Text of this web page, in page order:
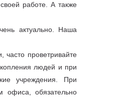
работе. А также
актуально. Наша
проветривайте
людей и при
учреждения. При
офиса, обязательно